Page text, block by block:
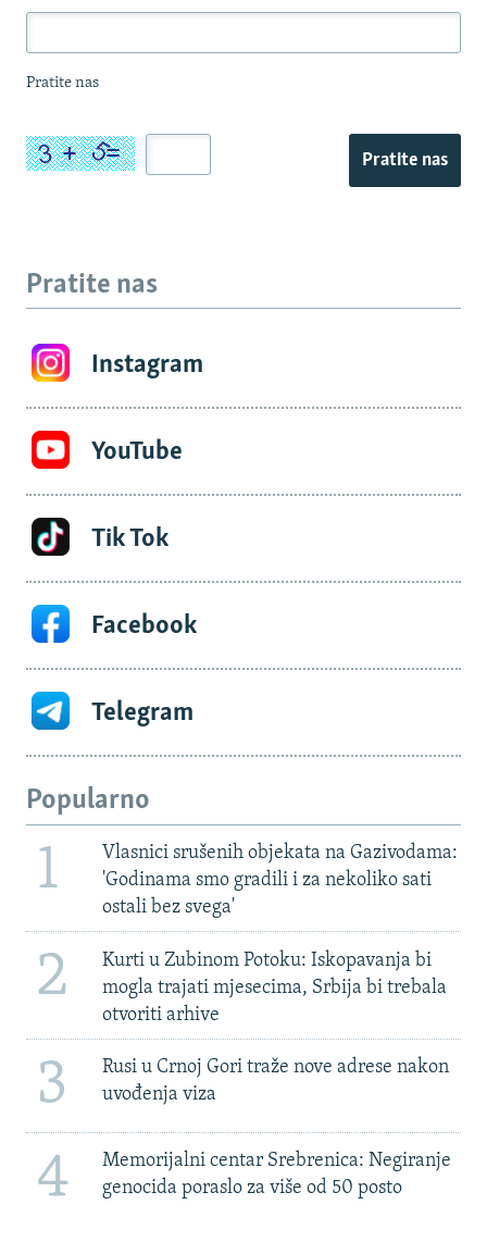
Pratite nas
Pratite nas
Pratite nas
Instagram
YouTube
Tik Tok
Facebook
Telegram
Popularno
1
Vlasnici srušenih objekata na Gazivodama:
'Godinama smo gradili i za nekoliko sati
ostali bez svega'
2
Kurti u Zubinom Potoku: Iskopavanja bi
mogla trajati mjesecima, Srbija bi trebala
otvoriti arhive
3
Rusi u Crnoj Gori traže nove adrese nakon
uvođenja viza
4
Memorijalni centar Srebrenica: Negiranje
genocida poraslo za više od 50 posto